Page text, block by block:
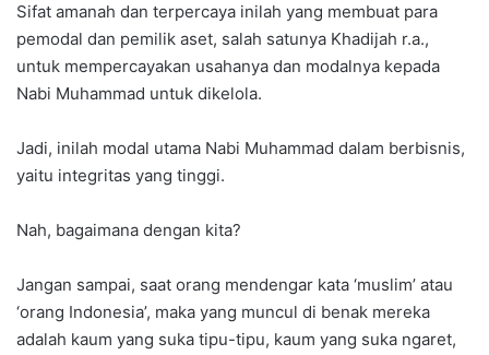
Sifat amanah dan terpercaya inilah yang membuat para
pemodal dan pemilik aset, salah satunya Khadijah r.a.,
untuk mempercayakan usahanya dan modalnya kepada
Nabi Muhammad untuk dikelola.
Jadi, inilah modal utama Nabi Muhammad dalam berbisnis,
yaitu integritas yang tinggi.
Nah, bagaimana dengan kita?
Jangan sampai, saat orang mendengar kata ‘muslim’ atau
‘orang Indonesia’, maka yang muncul di benak mereka
adalah kaum yang suka tipu-tipu, kaum yang suka ngaret,